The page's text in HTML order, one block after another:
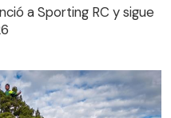
a Sporting RC y sigue